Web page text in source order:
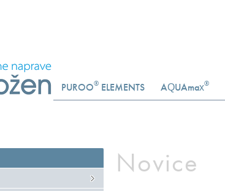
PUROO® ELEMENTS AQUAmax®
Novice